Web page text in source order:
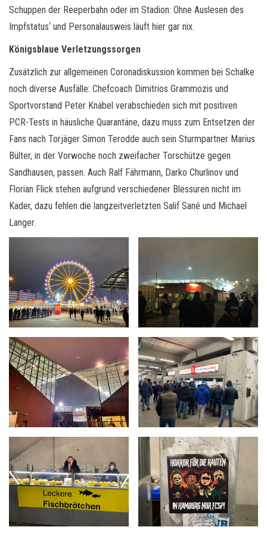
Schuppen der Reeperbahn oder im Stadion: Ohne Auslesen des
Impfstatus‘ und Personalausweis läuft hier gar nix.
Königsblaue Verletzungssorgen
Zusätzlich zur allgemeinen Coronadiskussion kommen bei Schalke
noch diverse Ausfälle: Chefcoach Dimitrios Grammozis und
Sportvorstand Peter Knäbel verabschieden sich mit positiven
PCR-Tests in häusliche Quarantäne, dazu muss zum Entsetzen der
Fans nach Torjäger Simon Terodde auch sein Sturmpartner Marius
Bülter, in der Vorwoche noch zweifacher Torschütze gegen
Sandhausen, passen. Auch Ralf Fährmann, Darko Churlinov und
Florian Flick stehen aufgrund verschiedener Blessuren nicht im
Kader, dazu fehlen die langzeitverletzten Salif Sané und Michael
Langer.